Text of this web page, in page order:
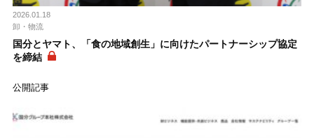
2026.01.18
卸・物流
国分とヤマト、「食の地域創生」に向けたパートナーシップ協定
を締結
公開記事